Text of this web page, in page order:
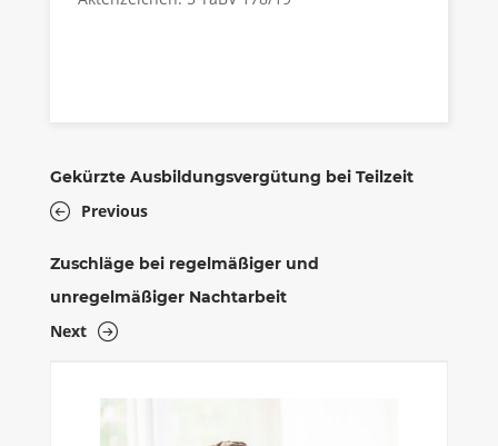
Gekürzte Ausbildungsvergütung bei Teilzeit
Previous
Zuschläge bei regelmäßiger und
unregelmäßiger Nachtarbeit
Next